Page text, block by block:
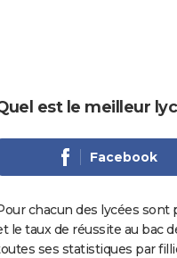
est le meilleur
Facebook
chacun des lycées
le taux de réussite au bac
ses statistiques par